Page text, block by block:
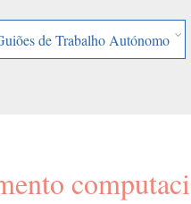
de Trabalho Autónomo